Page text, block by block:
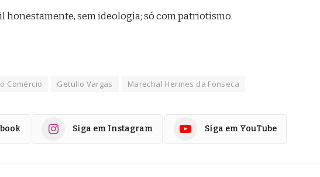
honestamente, sem ideologia; só com patriotismo.
Comércio Getulio Vargas Marechal Hermes da Fonseca
Siga em Instagram Siga em YouTube